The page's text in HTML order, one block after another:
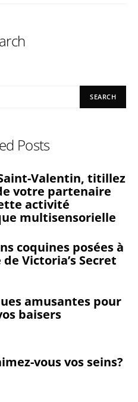
SEARCH
Posts
Valentin, titillez
votre partenaire
activité
multisensorielle
coquines posées à
Victoria’s Secret
amusantes pour
baisers
vous vos seins?